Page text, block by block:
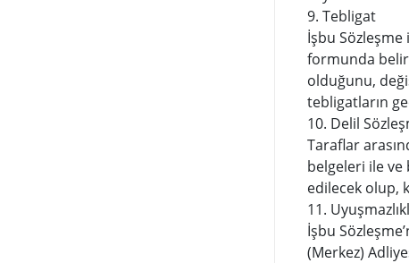
9. Tebligat
İşbu
formunda
olduğunu,
tebligatların
10. Delil
Taraflar
belgeleri ile ve
edilecek olup,
11.
İşbu
(Merkez)